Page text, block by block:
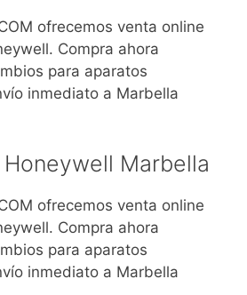
ofrecemos venta online
Compra ahora
para aparatos
inmediato a Marbella
Marbella
ofrecemos venta online
Compra ahora
para aparatos
inmediato a Marbella